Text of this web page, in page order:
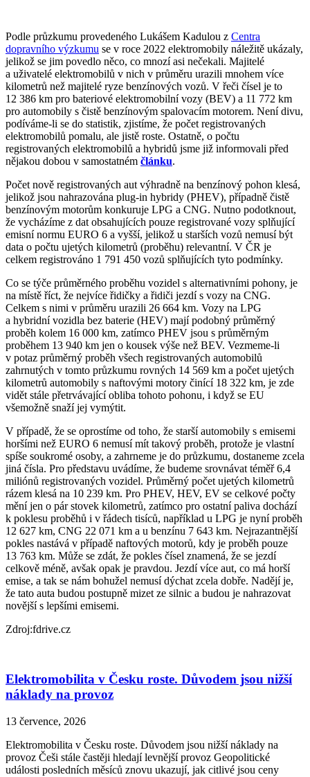
Podle průzkumu provedeného Lukášem Kadulou z Centra
dopravního výzkumu se v roce 2022 elektromobily náležitě ukázaly,
jelikož se jim povedlo něco, co mnozí asi nečekali. Majitelé
a uživatelé elektromobilů v nich v průměru urazili mnohem více
kilometrů než majitelé ryze benzínových vozů. V řeči čísel je to
12 386 km pro bateriové elektromobilní vozy (BEV) a 11 772 km
pro automobily s čistě benzínovým spalovacím motorem. Není divu,
podíváme-li se do statistik, zjistíme, že počet registrovaných
elektromobilů pomalu, ale jistě roste. Ostatně, o počtu
registrovaných elektromobilů a hybridů jsme již informovali před
nějakou dobou v samostatném článku.
Počet nově registrovaných aut výhradně na benzínový pohon klesá,
jelikož jsou nahrazována plug-in hybridy (PHEV), případně čistě
benzínovým motorům konkuruje LPG a CNG. Nutno podotknout,
že vycházíme z dat obsahujících pouze registrované vozy splňující
emisní normu EURO 6 a vyšší, jelikož u starších vozů nemusí být
data o počtu ujetých kilometrů (proběhu) relevantní. V ČR je
celkem registrováno 1 791 450 vozů splňujících tyto podmínky.
Co se týče průměrného proběhu vozidel s alternativními pohony, je
na místě říct, že nejvíce řidičky a řidiči jezdí s vozy na CNG.
Celkem s nimi v průměru urazili 26 664 km. Vozy na LPG
a hybridní vozidla bez baterie (HEV) mají podobný průměrný
proběh kolem 16 000 km, zatímco PHEV jsou s průměrným
proběhem 13 940 km jen o kousek výše než BEV. Vezmeme-li
v potaz průměrný proběh všech registrovaných automobilů
zahrnutých v tomto průzkumu rovných 14 569 km a počet ujetých
kilometrů automobily s naftovými motory činící 18 322 km, je zde
vidět stále přetrvávající obliba tohoto pohonu, i když se EU
všemožně snaží jej vymýtit.
V případě, že se oprostíme od toho, že starší automobily s emisemi
horšími než EURO 6 nemusí mít takový proběh, protože je vlastní
spíše soukromé osoby, a zahrneme je do průzkumu, dostaneme zcela
jiná čísla. Pro představu uvádíme, že budeme srovnávat téměř 6,4
miliónů registrovaných vozidel. Průměrný počet ujetých kilometrů
rázem klesá na 10 239 km. Pro PHEV, HEV, EV se celkové počty
mění jen o pár stovek kilometrů, zatímco pro ostatní paliva dochází
k poklesu proběhů i v řádech tisíců, například u LPG je nyní proběh
12 627 km, CNG 22 071 km a u benzínu 7 643 km. Nejrazantnější
pokles nastává v případě naftových motorů, kdy je proběh pouze
13 763 km. Může se zdát, že pokles čísel znamená, že se jezdí
celkově méně, avšak opak je pravdou. Jezdí více aut, co má horší
emise, a tak se nám bohužel nemusí dýchat zcela dobře. Nadějí je,
že tato auta budou postupně mizet ze silnic a budou je nahrazovat
novější s lepšími emisemi.
Zdroj:fdrive.cz
Elektromobilita v Česku roste. Důvodem jsou nižší
náklady na provoz
13 července, 2026
Elektromobilita v Česku roste. Důvodem jsou nižší náklady na
provoz Češi stále častěji hledají levnější provoz Geopolitické
události posledních měsíců znovu ukazují, jak citlivé jsou ceny